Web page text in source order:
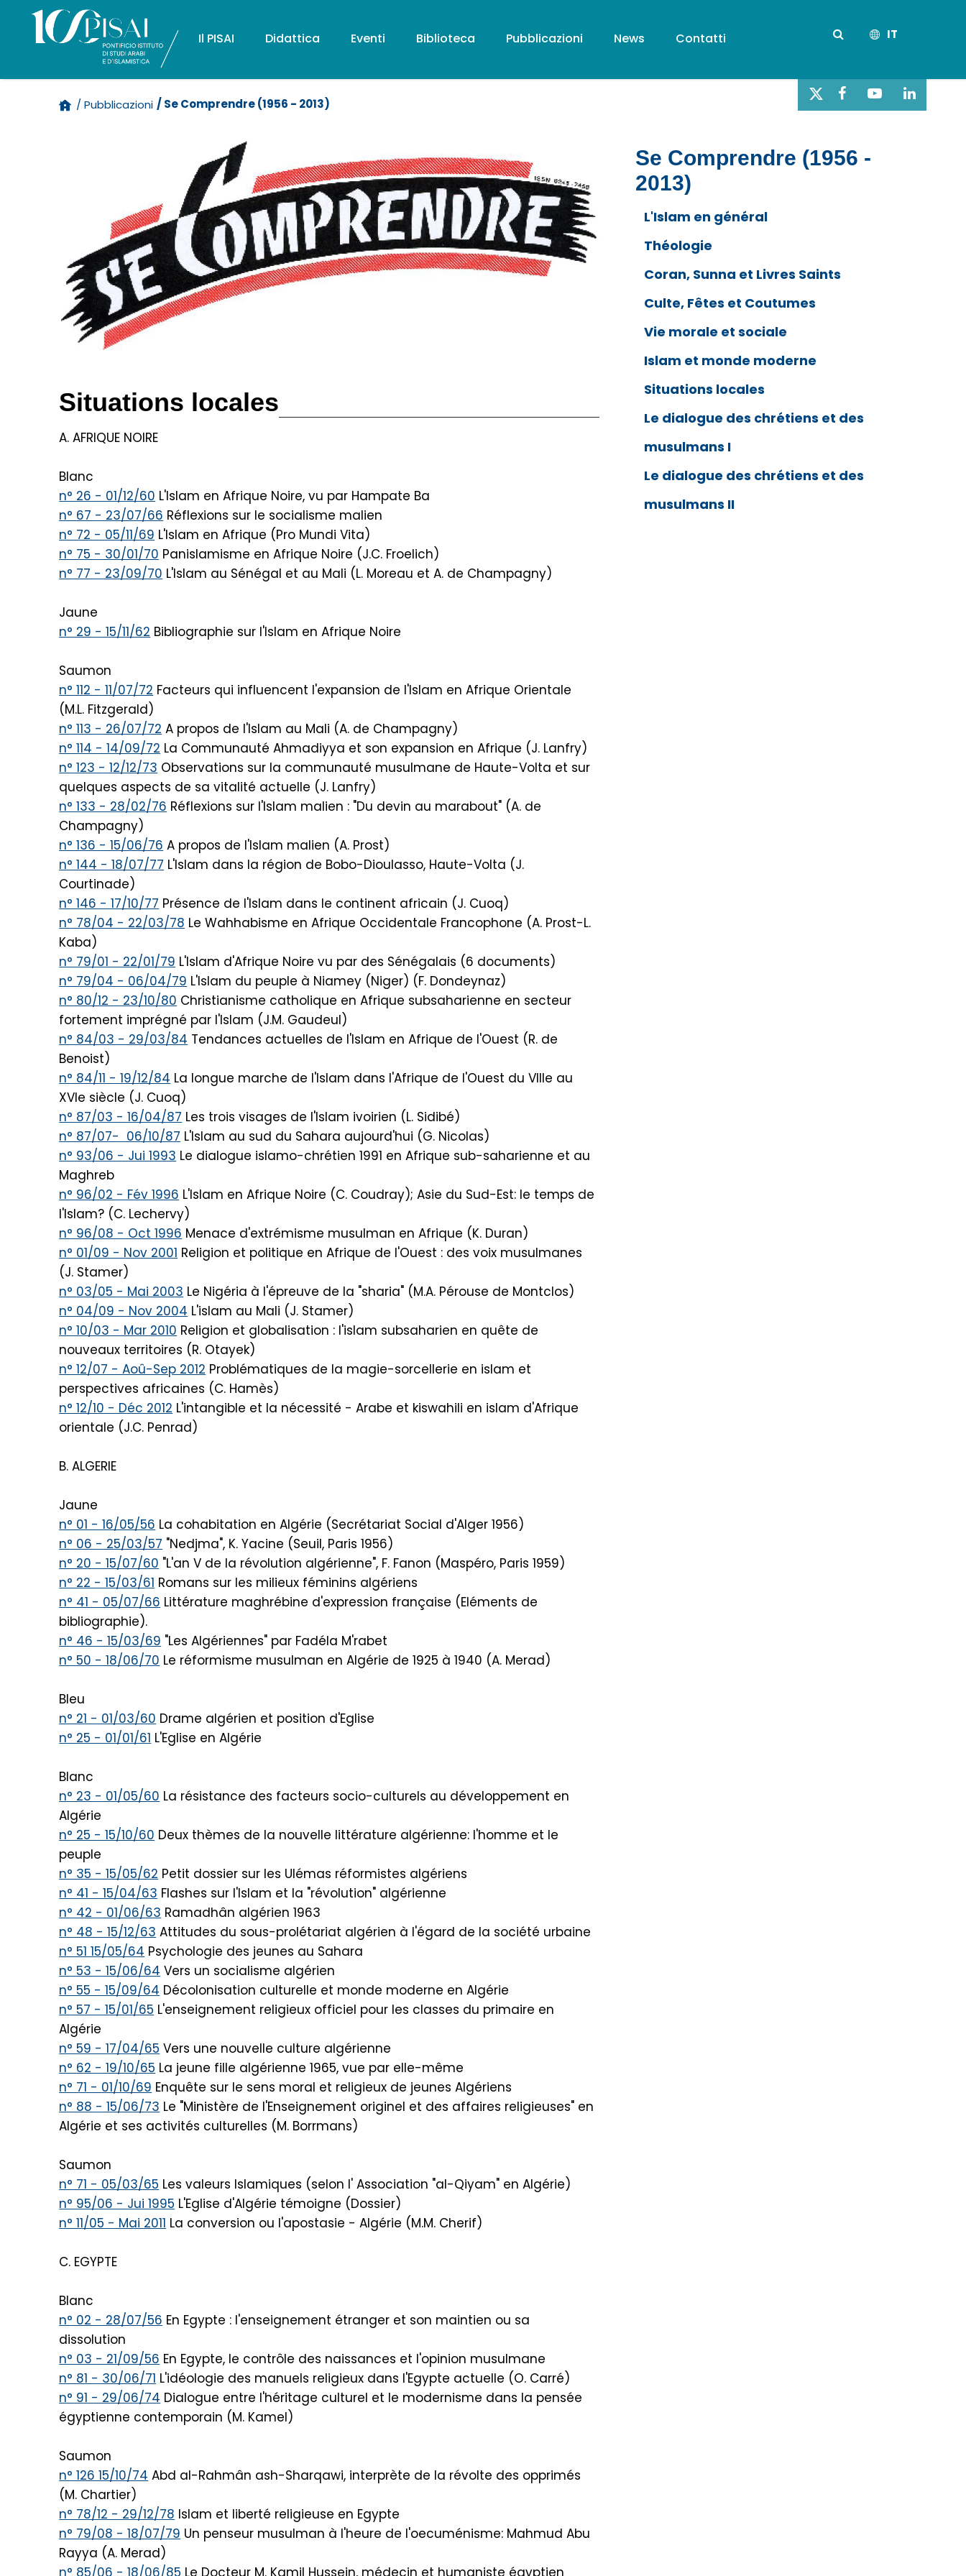
Il PISAI Didattica Eventi Biblioteca Pubblicazioni News Contatti IT
/ Pubblicazioni / Se Comprendre (1956 - 2013)
Situations locales
A. AFRIQUE NOIRE
Blanc
n° 26 - 01/12/60 L'Islam en Afrique Noire, vu par Hampate Ba
n° 67 - 23/07/66 Réflexions sur le socialisme malien
n° 72 - 05/11/69 L'Islam en Afrique (Pro Mundi Vita)
n° 75 - 30/01/70 Panislamisme en Afrique Noire (J.C. Froelich)
n° 77 - 23/09/70 L'Islam au Sénégal et au Mali (L. Moreau et A. de Champagny)
Jaune
n° 29 - 15/11/62 Bibliographie sur l'Islam en Afrique Noire
Saumon
n° 112 - 11/07/72 Facteurs qui influencent l'expansion de l'Islam en Afrique Orientale
(M.L. Fitzgerald)
n° 113 - 26/07/72 A propos de l'Islam au Mali (A. de Champagny)
n° 114 - 14/09/72 La Communauté Ahmadiyya et son expansion en Afrique (J. Lanfry)
n° 123 - 12/12/73 Observations sur la communauté musulmane de Haute-Volta et sur
quelques aspects de sa vitalité actuelle (J. Lanfry)
n° 133 - 28/02/76 Réflexions sur l'Islam malien : "Du devin au marabout" (A. de
Champagny)
n° 136 - 15/06/76 A propos de l'Islam malien (A. Prost)
n° 144 - 18/07/77 L'Islam dans la région de Bobo-Dioulasso, Haute-Volta (J.
Courtinade)
n° 146 - 17/10/77 Présence de l'Islam dans le continent africain (J. Cuoq)
n° 78/04 - 22/03/78 Le Wahhabisme en Afrique Occidentale Francophone (A. Prost-L.
Kaba)
n° 79/01 - 22/01/79 L'Islam d'Afrique Noire vu par des Sénégalais (6 documents)
n° 79/04 - 06/04/79 L'Islam du peuple à Niamey (Niger) (F. Dondeynaz)
n° 80/12 - 23/10/80 Christianisme catholique en Afrique subsaharienne en secteur
fortement imprégné par l'Islam (J.M. Gaudeul)
n° 84/03 - 29/03/84 Tendances actuelles de l'Islam en Afrique de l'Ouest (R. de
Benoist)
n° 84/11 - 19/12/84 La longue marche de l'Islam dans l'Afrique de l'Ouest du VIIIe au
XVIe siècle (J. Cuoq)
n° 87/03 - 16/04/87 Les trois visages de l'Islam ivoirien (L. Sidibé)
n° 87/07- 06/10/87 L'Islam au sud du Sahara aujourd'hui (G. Nicolas)
n° 93/06 - Jui 1993 Le dialogue islamo-chrétien 1991 en Afrique sub-saharienne et au
Maghreb
n° 96/02 - Fév 1996 L'Islam en Afrique Noire (C. Coudray); Asie du Sud-Est: le temps de
l'Islam? (C. Lechervy)
n° 96/08 - Oct 1996 Menace d'extrémisme musulman en Afrique (K. Duran)
n° 01/09 - Nov 2001 Religion et politique en Afrique de l'Ouest : des voix musulmanes
(J. Stamer)
n° 03/05 - Mai 2003 Le Nigéria à l'épreuve de la "sharia" (M.A. Pérouse de Montclos)
n° 04/09 - Nov 2004 L'islam au Mali (J. Stamer)
n° 10/03 - Mar 2010 Religion et globalisation : l'islam subsaharien en quête de
nouveaux territoires (R. Otayek)
n° 12/07 - Aoû-Sep 2012 Problématiques de la magie-sorcellerie en islam et
perspectives africaines (C. Hamès)
n° 12/10 - Déc 2012 L'intangible et la nécessité - Arabe et kiswahili en islam d'Afrique
orientale (J.C. Penrad)
B. ALGERIE
Jaune
n° 01 - 16/05/56 La cohabitation en Algérie (Secrétariat Social d'Alger 1956)
n° 06 - 25/03/57 "Nedjma", K. Yacine (Seuil, Paris 1956)
n° 20 - 15/07/60 "L'an V de la révolution algérienne", F. Fanon (Maspéro, Paris 1959)
n° 22 - 15/03/61 Romans sur les milieux féminins algériens
n° 41 - 05/07/66 Littérature maghrébine d'expression française (Eléments de
bibliographie).
n° 46 - 15/03/69 "Les Algériennes" par Fadéla M'rabet
n° 50 - 18/06/70 Le réformisme musulman en Algérie de 1925 à 1940 (A. Merad)
Bleu
n° 21 - 01/03/60 Drame algérien et position d'Eglise
n° 25 - 01/01/61 L'Eglise en Algérie
Blanc
n° 23 - 01/05/60 La résistance des facteurs socio-culturels au développement en
Algérie
n° 25 - 15/10/60 Deux thèmes de la nouvelle littérature algérienne: l'homme et le
peuple
n° 35 - 15/05/62 Petit dossier sur les Ulémas réformistes algériens
n° 41 - 15/04/63 Flashes sur l'Islam et la "révolution" algérienne
n° 42 - 01/06/63 Ramadhân algérien 1963
n° 48 - 15/12/63 Attitudes du sous-prolétariat algérien à l'égard de la société urbaine
n° 51 15/05/64 Psychologie des jeunes au Sahara
n° 53 - 15/06/64 Vers un socialisme algérien
n° 55 - 15/09/64 Décolonisation culturelle et monde moderne en Algérie
n° 57 - 15/01/65 L'enseignement religieux officiel pour les classes du primaire en
Algérie
n° 59 - 17/04/65 Vers une nouvelle culture algérienne
n° 62 - 19/10/65 La jeune fille algérienne 1965, vue par elle-même
n° 71 - 01/10/69 Enquête sur le sens moral et religieux de jeunes Algériens
n° 88 - 15/06/73 Le "Ministère de l'Enseignement originel et des affaires religieuses" en
Algérie et ses activités culturelles (M. Borrmans)
Saumon
n° 71 - 05/03/65 Les valeurs Islamiques (selon I' Association "al-Qiyam" en Algérie)
n° 95/06 - Jui 1995 L'Eglise d'Algérie témoigne (Dossier)
n° 11/05 - Mai 2011 La conversion ou l'apostasie - Algérie (M.M. Cherif)
C. EGYPTE
Blanc
n° 02 - 28/07/56 En Egypte : l'enseignement étranger et son maintien ou sa
dissolution
n° 03 - 21/09/56 En Egypte, le contrôle des naissances et l'opinion musulmane
n° 81 - 30/06/71 L'idéologie des manuels religieux dans l'Egypte actuelle (O. Carré)
n° 91 - 29/06/74 Dialogue entre l'héritage culturel et le modernisme dans la pensée
égyptienne contemporain (M. Kamel)
Saumon
n° 126 15/10/74 Abd al-Rahmân ash-Sharqawi, interprète de la révolte des opprimés
(M. Chartier)
n° 78/12 - 29/12/78 Islam et liberté religieuse en Egypte
n° 79/08 - 18/07/79 Un penseur musulman à l'heure de l'oecuménisme: Mahmud Abu
Rayya (A. Merad)
Se Comprendre (1956 -
2013)
L'Islam en général
Théologie
Coran, Sunna et Livres Saints
Culte, Fêtes et Coutumes
Vie morale et sociale
Islam et monde moderne
Situations locales
Le dialogue des chrétiens et des
musulmans I
Le dialogue des chrétiens et des
musulmans II